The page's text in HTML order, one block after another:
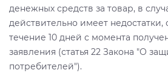
денежных средств за товар, в
действительно имеет недостатки,
течение 10 дней с момента
заявления (статья 22 Закона "О
потребителей").